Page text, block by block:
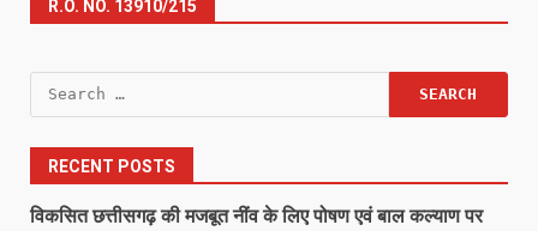
R.O. NO. 13910/215
Search
for:
RECENT POSTS
विकसित छत्तीसगढ़ की मजबूत नींव के लिए पोषण एवं बाल कल्याण पर